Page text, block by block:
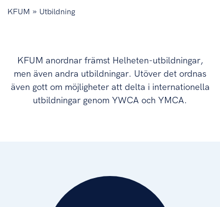
KFUM » Utbildning
KFUM anordnar främst Helheten-utbildningar,
men även andra utbildningar. Utöver det ordnas
även gott om möjligheter att delta i internationella
utbildningar genom YWCA och YMCA.